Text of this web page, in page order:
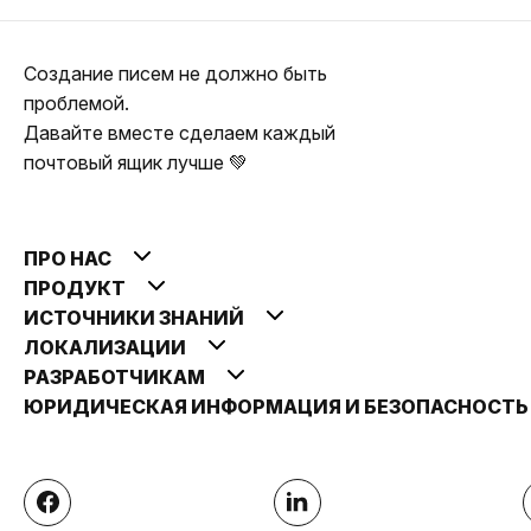
Создание писем не должно быть
проблемой.
Давайте вместе сделаем каждый
почтовый ящик лучше 💚
ПРО НАС
ПРОДУКТ
ИСТОЧНИКИ ЗНАНИЙ
ЛОКАЛИЗАЦИИ
РАЗРАБОТЧИКАМ
ЮРИДИЧЕСКАЯ ИНФОРМАЦИЯ И БЕЗОПАСНОСТЬ